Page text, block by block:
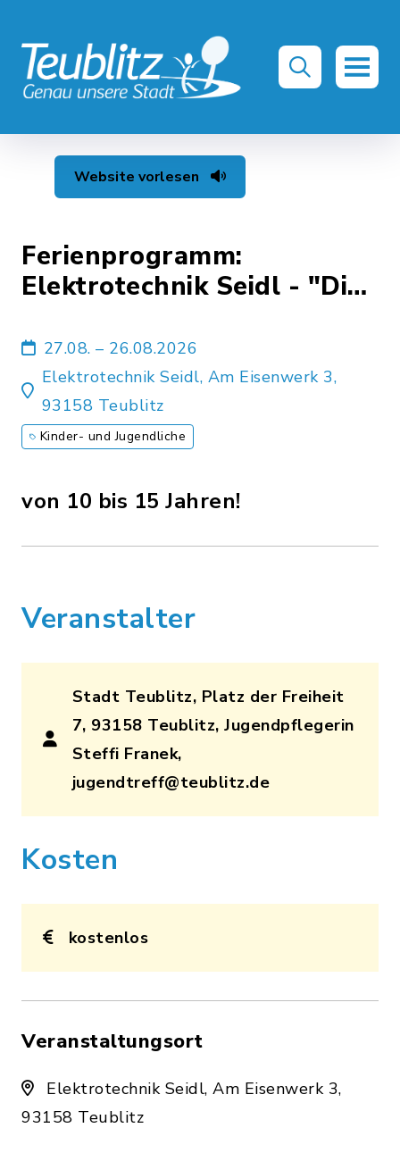
Website vorlesen
Ferienprogramm:
Elektrotechnik Seidl - "Die
27.08. – 26.08.2026
Elektrotechnik Seidl, Am Eisenwerk 3,
93158 Teublitz
Kinder- und Jugendliche
von 10 bis 15 Jahren!
Veranstalter
Stadt Teublitz, Platz der Freiheit
7, 93158 Teublitz, Jugendpflegerin
Steffi Franek,
jugendtreff@teublitz.de
Kosten
kostenlos
Veranstaltungsort
Elektrotechnik Seidl, Am Eisenwerk 3,
93158 Teublitz